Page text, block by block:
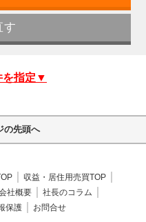
を指定▼
の先頭へ
収益・居住用売買TOP
社概要
社長のコラム
保護 お問合せ